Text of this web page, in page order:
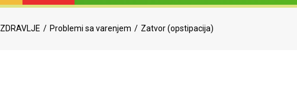
ZDRAVLJE Problemi sa varenjem Zatvor (opstipacija)